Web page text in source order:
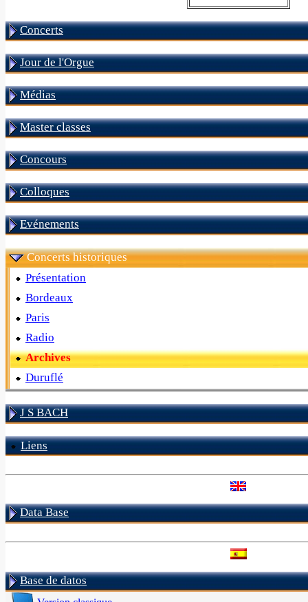
Concerts
Jour de l'Orgue
Médias
Master classes
Concours
Colloques
Evénements
Concerts historiques
Présentation
Bordeaux
Paris
Radio
Archives
Duruflé
J S BACH
Liens
Data Base
Base de datos